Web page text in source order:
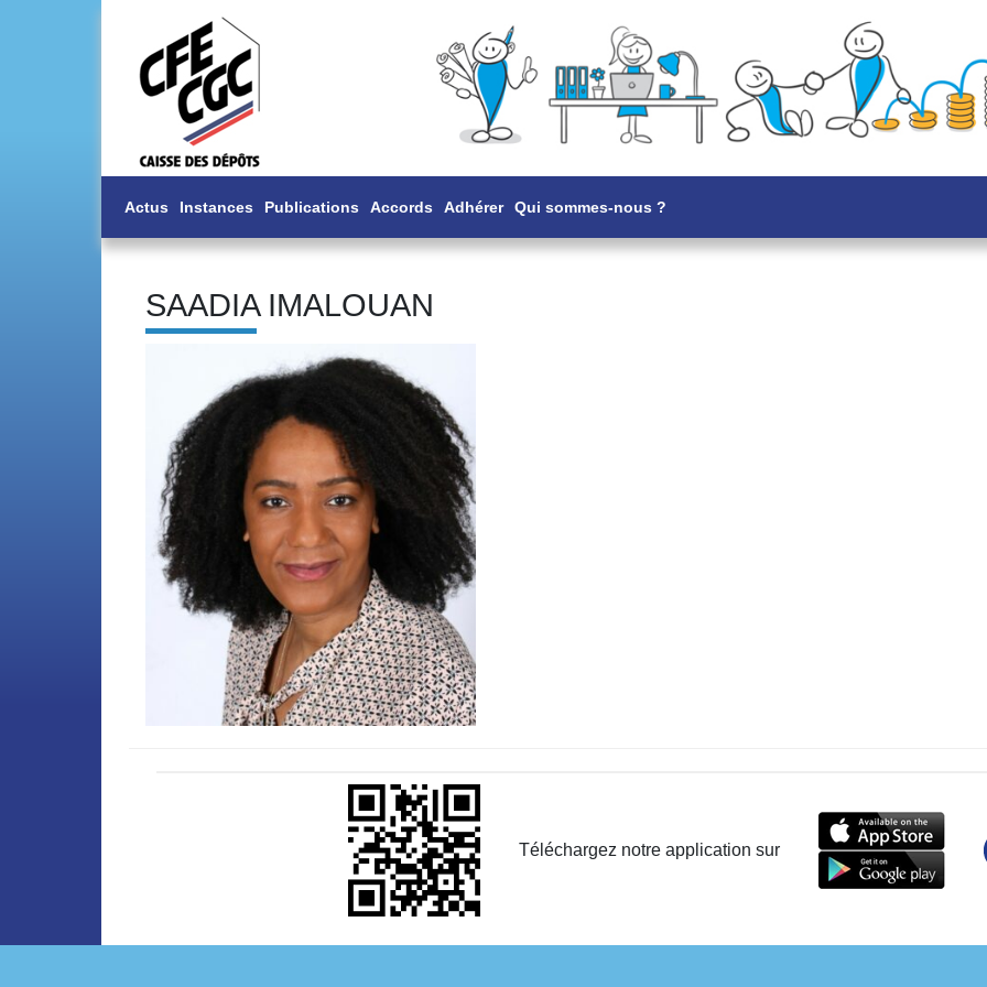
Actus Instances Publications Accords Adhérer Qui sommes-nous ?
SAADIA IMALOUAN
Téléchargez notre application sur